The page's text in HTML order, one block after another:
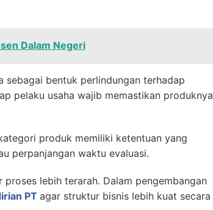
Dalam Negeri
sebagai bentuk perlindungan terhadap
pelaku usaha wajib memastikan produknya
produk memiliki ketentuan yang
perpanjangan waktu evaluasi.
lebih terarah. Dalam pengembangan
PT agar struktur bisnis lebih kuat secara